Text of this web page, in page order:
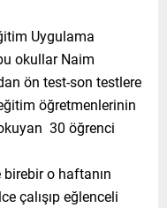
Uygulama
okullar Naim
ön test-son testlere
öğretmenlerinin
30 öğrenci
o haftanın
çalışıp eğlenceli